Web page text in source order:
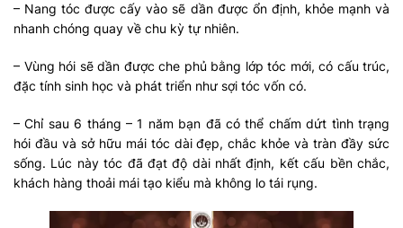
– Nang tóc được cấy vào sẽ dần được ổn định, khỏe mạnh và
nhanh chóng quay về chu kỳ tự nhiên.
– Vùng hói sẽ dần được che phủ bằng lớp tóc mới, có cấu trúc,
đặc tính sinh học và phát triển như sợi tóc vốn có.
– Chỉ sau 6 tháng – 1 năm bạn đã có thể chấm dứt tình trạng
hói đầu và sở hữu mái tóc dài đẹp, chắc khỏe và tràn đầy sức
sống. Lúc này tóc đã đạt độ dài nhất định, kết cấu bền chắc,
khách hàng thoải mái tạo kiểu mà không lo tái rụng.